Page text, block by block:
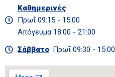
Καθημερινές:
Πρωΐ 09:15 - 15:00
Απόγευμα 18:00 - 21:00
Σάββατο: Πρωΐ 09:30 - 15:00